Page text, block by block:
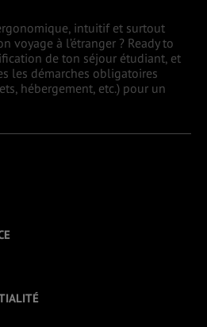
intuitif et surtout
voyage à l’étranger ? Ready to
de ton séjour étudiant, et
les démarches obligatoires
hébergement, etc.) pour un